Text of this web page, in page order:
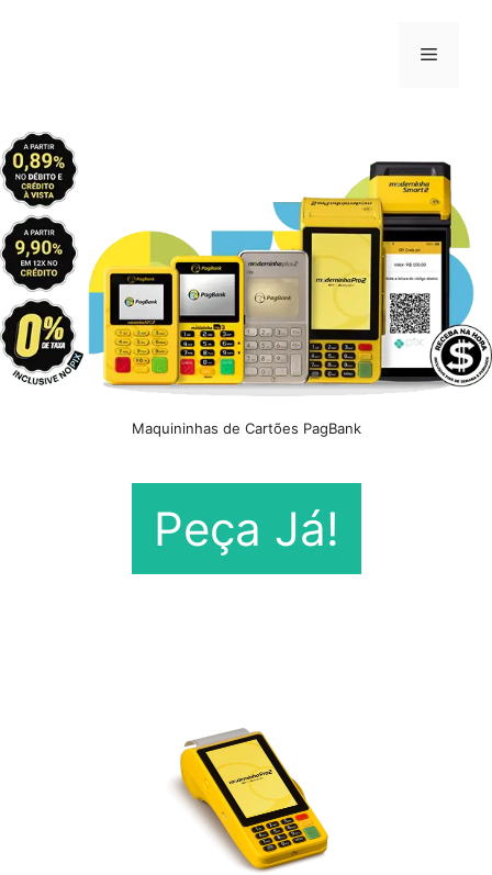
Menu
Maquininhas de Cartões PagBank
Peça Já!